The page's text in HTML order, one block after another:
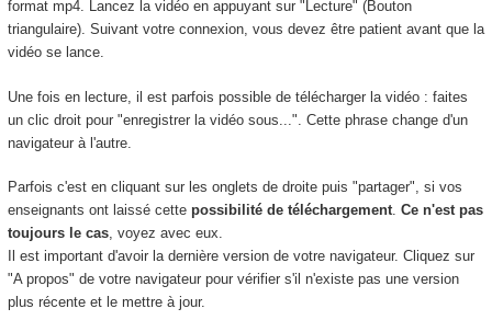
format mp4. Lancez la vidéo en appuyant sur "Lecture" (Bouton
triangulaire). Suivant votre connexion, vous devez être patient avant que la
vidéo se lance.
Une fois en lecture, il est parfois possible de télécharger la vidéo : faites
un clic droit pour "enregistrer la vidéo sous...". Cette phrase change d'un
navigateur à l'autre.
Parfois c'est en cliquant sur les onglets de droite puis "partager", si vos
enseignants ont laissé cette possibilité de téléchargement. Ce n'est pas
toujours le cas, voyez avec eux.
Il est important d'avoir la dernière version de votre navigateur. Cliquez sur
"A propos" de votre navigateur pour vérifier s'il n'existe pas une version
plus récente et le mettre à jour.